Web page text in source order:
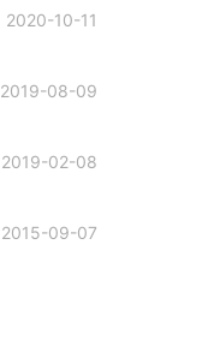
2020-10-11
2019-08-09
2019-02-08
2015-09-07